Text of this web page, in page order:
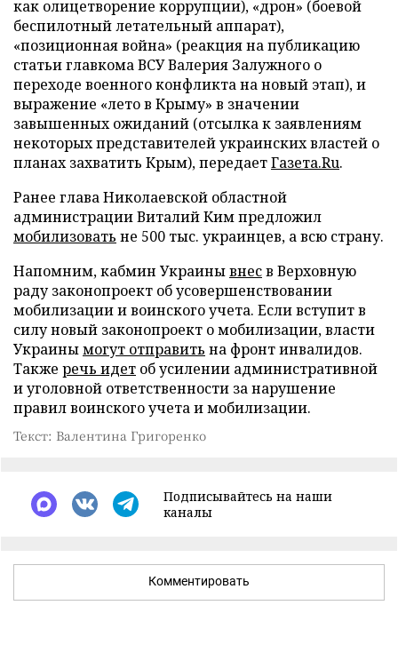
как олицетворение коррупции), «дрон» (боевой
беспилотный летательный аппарат),
«позиционная война» (реакция на публикацию
статьи главкома ВСУ Валерия Залужного о
переходе военного конфликта на новый этап), и
выражение «лето в Крыму» в значении
завышенных ожиданий (отсылка к заявлениям
некоторых представителей украинских властей о
планах захватить Крым), передаетГазета.Ru.
Ранее глава Николаевской областной
администрации Виталий Ким предложил
мобилизовать не 500 тыс. украинцев, а всю страну.
Напомним, кабмин Украинывнесв Верховную
раду законопроект об усовершенствовании
мобилизации и воинского учета. Если вступит в
силу новый законопроект о мобилизации, власти
Украинымогут отправить на фронт инвалидов.
Также речь идет об усилении административной
и уголовной ответственности за нарушение
правил воинского учета и мобилизации.
Текст: Валентина Григоренко
Подписывайтесь на наши
каналы
Комментировать